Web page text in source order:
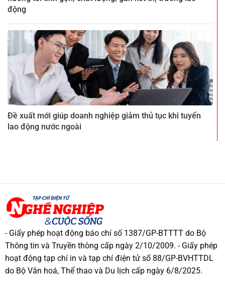
động
Đề xuất mới giúp doanh nghiệp giảm thủ tục khi tuyển
lao động nước ngoài
- Giấy phép hoạt động báo chí số 1387/GP-BTTTT do Bộ
Thông tin và Truyền thông cấp ngày 2/10/2009. - Giấy phép
hoạt động tạp chí in và tạp chí điện tử số 88/GP-BVHTTDL
do Bộ Văn hoá, Thể thao và Du lịch cấp ngày 6/8/2025.